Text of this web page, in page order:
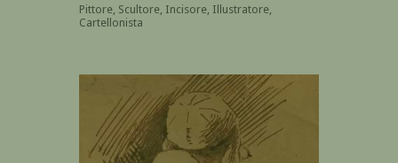
Pittore, Scultore, Incisore, Illustratore,
Cartellonista